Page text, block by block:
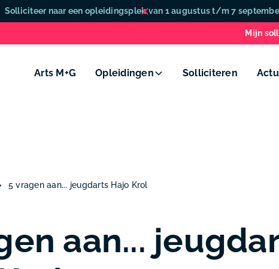
Solliciteer naar een opleidingsplek van 1 augustus t/m 7
Mijn
Arts M+G Opleidingen Solliciteren
5 vragen aan... jeugdarts Hajo Krol
aan...